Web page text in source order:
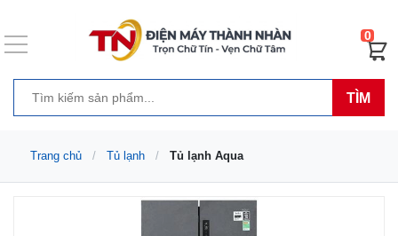
TÌM
0
Trang chủ Tủ lạnh Tủ lạnh Aqua